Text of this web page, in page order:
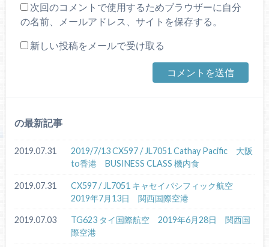
次回のコメントで使用するためブラウザーに自分
の名前、メールアドレス、サイトを保存する。
新しい投稿をメールで受け取る
の最新記事
2019.07.31
2019/7/13 CX597 / JL7051 Cathay Pacific 大阪
to香港 BUSINESS CLASS 機内食
2019.07.31
CX597 / JL7051 キャセイパシフィック航空
2019年7月13日 関西国際空港
2019.07.03
TG623 タイ国際航空 2019年6月28日 関西国
際空港